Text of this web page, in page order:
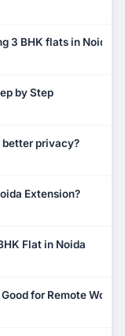
3 BHK flats in Noida?
by Step
better privacy?
Extension?
Flat in Noida
for Remote Work?